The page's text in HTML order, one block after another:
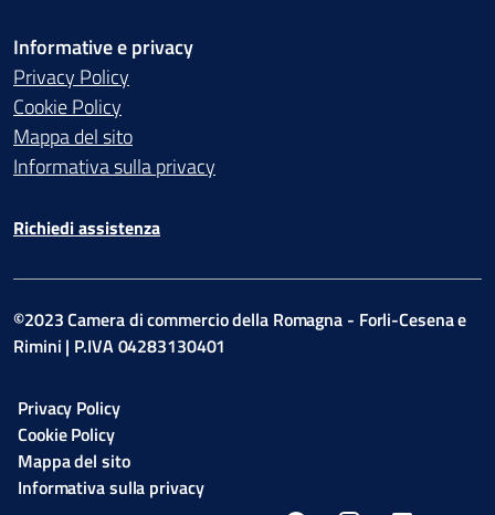
Informative e privacy
Privacy Policy
Cookie Policy
Mappa del sito
Informativa sulla privacy
Richiedi assistenza
©2023 Camera di commercio della Romagna - Forli-Cesena e
Rimini | P.IVA 04283130401
Privacy Policy
Cookie Policy
Mappa del sito
Informativa sulla privacy